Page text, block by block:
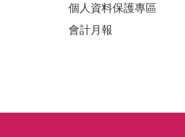
個人資料保護專區
會計月報